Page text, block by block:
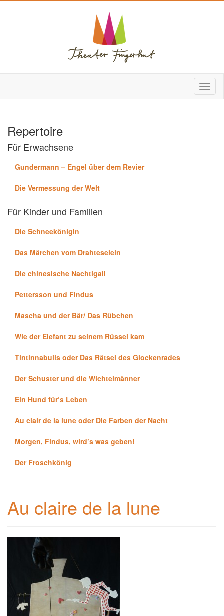
Repertoire
Für Erwachsene
Gundermann – Engel über dem Revier
Die Vermessung der Welt
Für Kinder und Familien
Die Schneekönigin
Das Märchen vom Drahteselein
Die chinesische Nachtigall
Pettersson und Findus
Mascha und der Bär/ Das Rübchen
Wie der Elefant zu seinem Rüssel kam
Tintinnabulis oder Das Rätsel des Glockenrades
Der Schuster und die Wichtelmänner
Ein Hund für’s Leben
Au clair de la lune oder Die Farben der Nacht
Morgen, Findus, wird’s was geben!
Der Froschkönig
Au claire de la lune